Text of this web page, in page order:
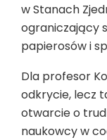
w Stanach
ograniczający
papierosów i
Dla profesor
odkrycie, lecz
otwarcie o
naukowcy w